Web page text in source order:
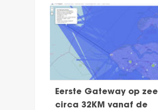
Eerste Gateway op zee
circa 32KM vanaf de